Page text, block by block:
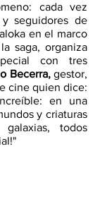
cada vez
seguidores de
en el marco
saga, organiza
con tres
Becerra, gestor,
cine quien dice:
en una
y criaturas
todos